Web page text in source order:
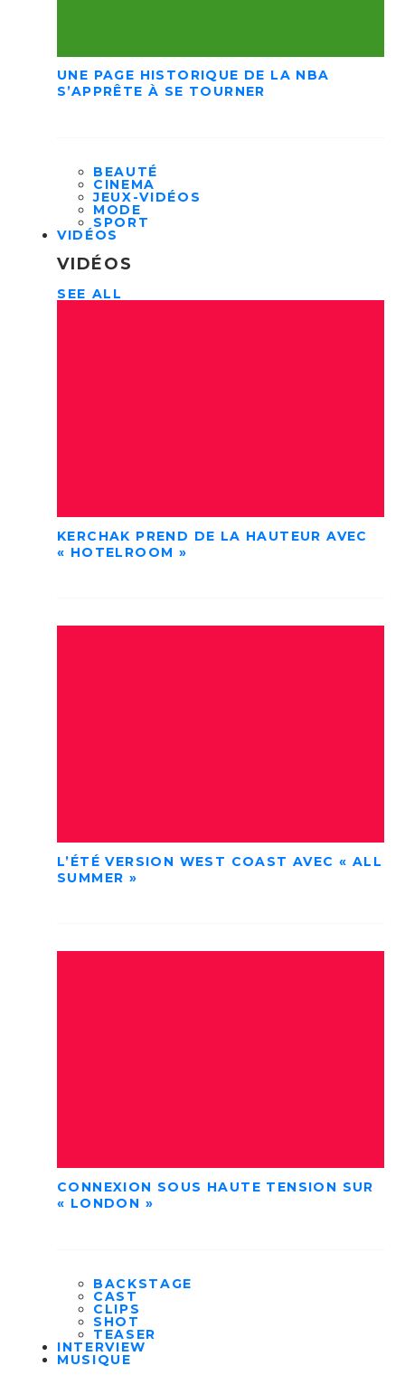
UNE PAGE HISTORIQUE DE LA NBA
S’APPRÊTE À SE TOURNER
BEAUTÉ
CINEMA
JEUX-VIDÉOS
MODE
SPORT
VIDÉOS
VIDÉOS
SEE ALL
KERCHAK PREND DE LA HAUTEUR AVEC
« HOTELROOM »
L’ÉTÉ VERSION WEST COAST AVEC « ALL
SUMMER »
CONNEXION SOUS HAUTE TENSION SUR
« LONDON »
BACKSTAGE
CAST
CLIPS
SHOT
TEASER
INTERVIEW
MUSIQUE